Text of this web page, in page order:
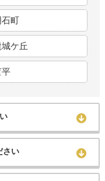
石町
ケ丘
平
さい